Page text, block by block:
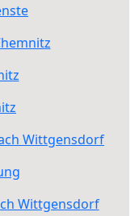
Wittgensdorf
Wittgensdorf